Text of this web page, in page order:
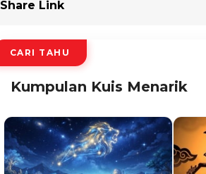
Share Link
CARI TAHU
Kumpulan Kuis Menarik